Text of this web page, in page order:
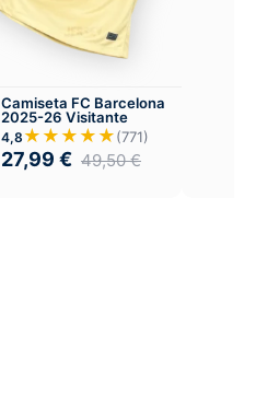
Camiseta FC Barcelona
2025-26 Visitante
4,8 ★★★★★(771)
27,99 € 49,50€